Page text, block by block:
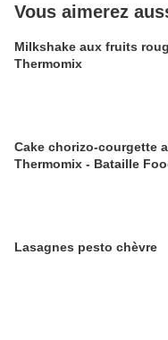
Vous aimerez
Milkshake aux fruits
Thermomix
Cake chorizo-courgette
Thermomix - Bataille
Lasagnes pesto chèvre